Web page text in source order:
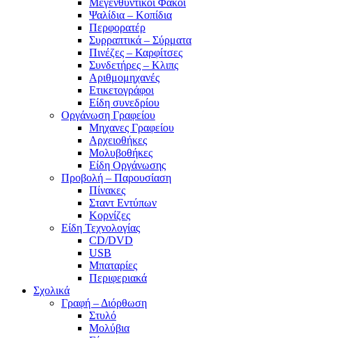
Μεγενθυντικοί Φακοί
Ψαλίδια – Κοπίδια
Περφορατέρ
Συρραπτικά – Σύρματα
Πινέζες – Καρφίτσες
Συνδετήρες – Κλιπς
Αριθμομηχανές
Ετικετογράφοι
Είδη συνεδρίου
Οργάνωση Γραφείου
Μηχανες Γραφείου
Αρχειοθήκες
Μολυβοθήκες
Είδη Οργάνωσης
Προβολή – Παρουσίαση
Πίνακες
Σταντ Εντύπων
Κορνίζες
Είδη Τεχνολογίας
CD/DVD
USB
Μπαταρίες
Περιφεριακά
Σχολικά
Γραφή – Διόρθωση
Στυλό
Μολύβια